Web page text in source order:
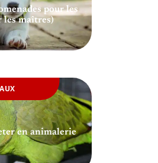
pour les
les maîtres)
en animalerie